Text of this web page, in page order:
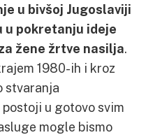
u bivšoj Jugoslaviji
u pokretanju ideje
žene žrtve nasilja.
1980-ih i kroz
stvaranja
u gotovo svim
mogle bismo